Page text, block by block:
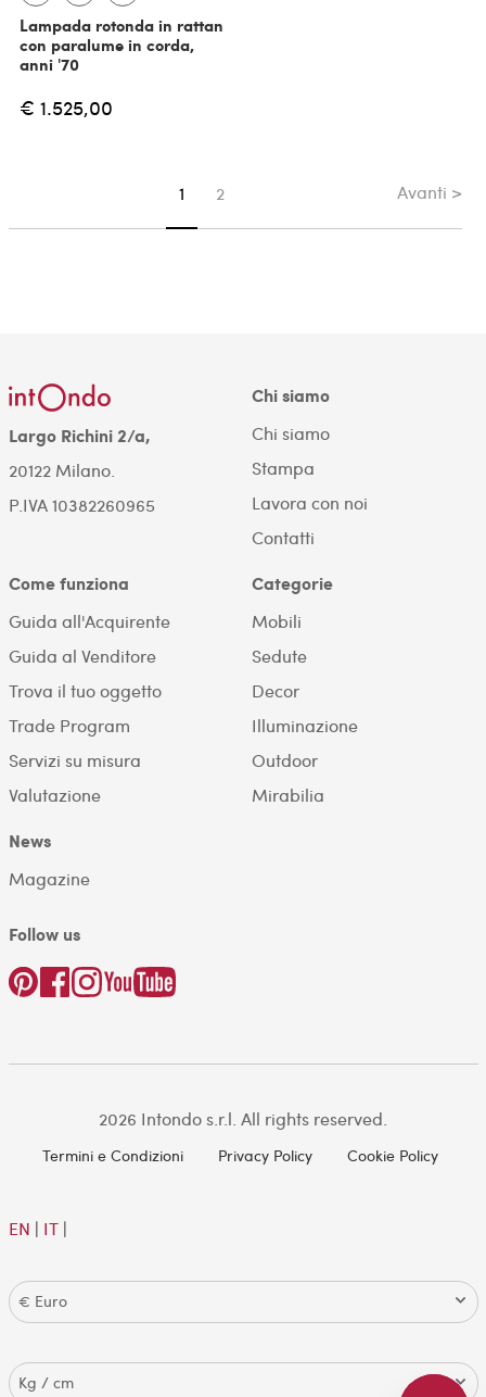
Lampada rotonda in rattan
con paralume in corda,
anni '70
€ 1.525,00
Sei su pagina
1 2 Avanti >
Largo Richini 2/a,
20122 Milano.
P.IVA 10382260965
Chi siamo
Chi siamo
Stampa
Lavora con noi
Contatti
Come funziona
Guida all'Acquirente
Guida al Venditore
Trova il tuo oggetto
Trade Program
Servizi su misura
Valutazione
Categorie
Mobili
Sedute
Decor
Illuminazione
Outdoor
Mirabilia
News
Magazine
Follow us
2026 Intondo s.r.l. All rights reserved.
Termini e Condizioni Privacy Policy Cookie Policy
EN | IT|